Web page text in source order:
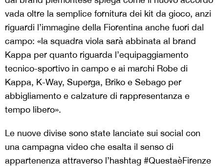
vada oltre la semplice fornitura dei kit da gioco, anzi
riguardi l’immagine della Fiorentina anche fuori dal
campo: «la squadra viola sarà abbinata al brand
Kappa per quanto riguarda l’equipaggiamento
tecnico-sportivo in campo e ai marchi Robe di
Kappa, K-Way, Superga, Briko e Sebago per
abbigliamento e calzature di rappresentanza e
tempo libero».
Le nuove divise sono state lanciate sui social con
una campagna video che esalta il senso di
appartenenza attraverso l’hashtag #QuestaèFirenze